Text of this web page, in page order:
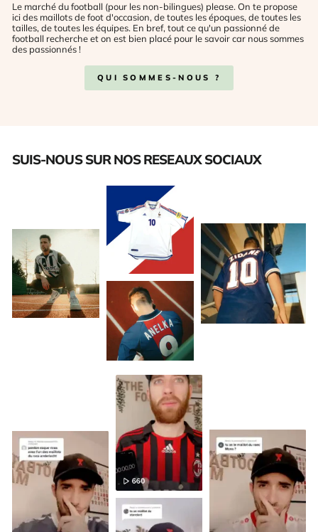
Le marché du football (pour les non-bilingues) please. On te propose
ici des maillots de foot d'occasion, de toutes les époques, de toutes les
tailles, de toutes les équipes. En bref, tout ce qu'un passionné de
football recherche et on est bien placé pour le savoir car nous sommes
des passionnés !
QUI SOMMES-NOUS ?
SUIS-NOUS SUR NOS RESEAUX SOCIAUX